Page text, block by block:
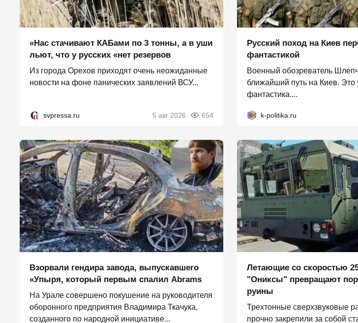
«Нас стачивают КАБами по 3 тонны, а в уши
льют, что у русских «нет резервов
Из города Орехов приходят очень неожиданные
новости на фоне панических заявлений ВСУ...
svpressa.ru 5 авг 2026 654
Русский поход на Киев
фантастикой
Военный обозреватель
ближайший путь на Киев. Это
фантастика....
k-politika.ru
Взорвали гендира завода, выпускавшего
«Упыря, который первым спалил Abrams
На Урале совершено покушение на руководителя
оборонного предприятия Владимира Ткачука,
созданного по народной инициативе...
Летающие со скоростью
"Ониксы" превращают
руины
Трехтонные сверхзвуковые
прочно закрепили за собой